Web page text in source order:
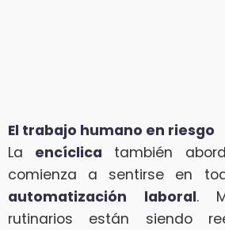
El trabajo humano en riesgo
La encíclica también
comienza a sentirse en
automatización laboral.
rutinarios están siendo